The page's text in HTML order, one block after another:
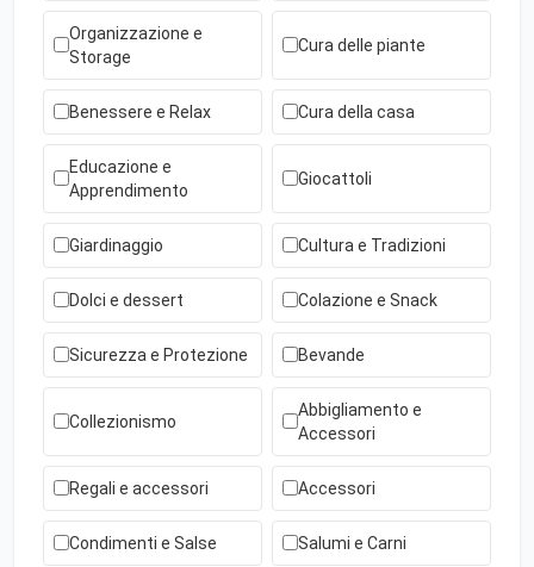
Organizzazione e
Storage
Cura delle piante
Benessere e Relax Cura della casa
Educazione e
Apprendimento
Giocattoli
Giardinaggio Cultura e Tradizioni
Dolci e dessert Colazione e Snack
Sicurezza e Protezione Bevande
Collezionismo
Abbigliamento e
Accessori
Regali e accessori Accessori
Condimenti e Salse Salumi e Carni